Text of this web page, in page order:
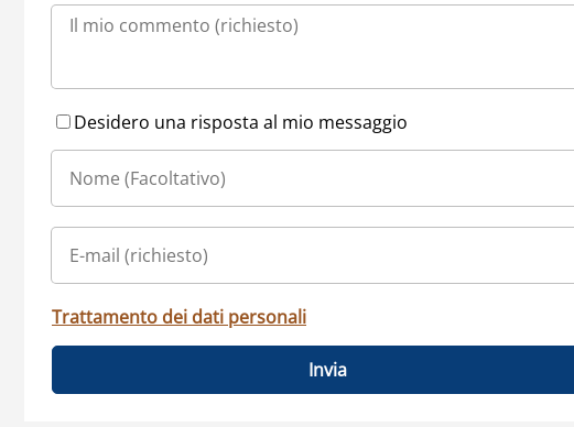
Desidero una risposta al mio messaggio
Trattamento dei dati personali
Invia